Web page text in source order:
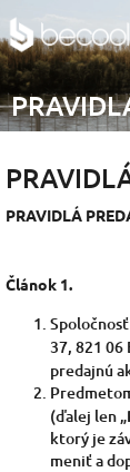
na
obsah
PRAVIDLÁ
Článok 1.
Spoločnosť
37, 821 06
predajnú
(ďalej len „
ktorý je
meniť a